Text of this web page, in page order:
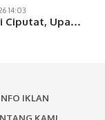
14:03
Ciputat, Upa…
IKLAN